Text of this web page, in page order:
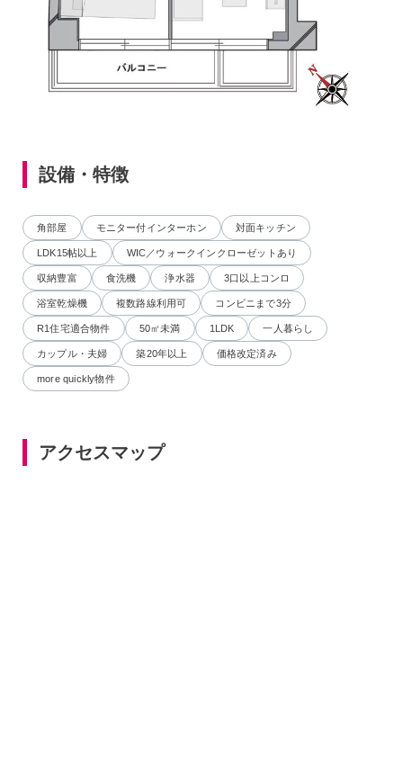
設備・特徴
角部屋 モニター付インターホン 対面キッチン
LDK15帖以上 WIC／ウォークインクローゼットあり
収納豊富 食洗機 浄水器 3口以上コンロ
浴室乾燥機 複数路線利用可 コンビニまで3分
R1住宅適合物件 50㎡未満 1LDK 一人暮らし
カップル・夫婦 築20年以上 価格改定済み
more quickly物件
アクセスマップ